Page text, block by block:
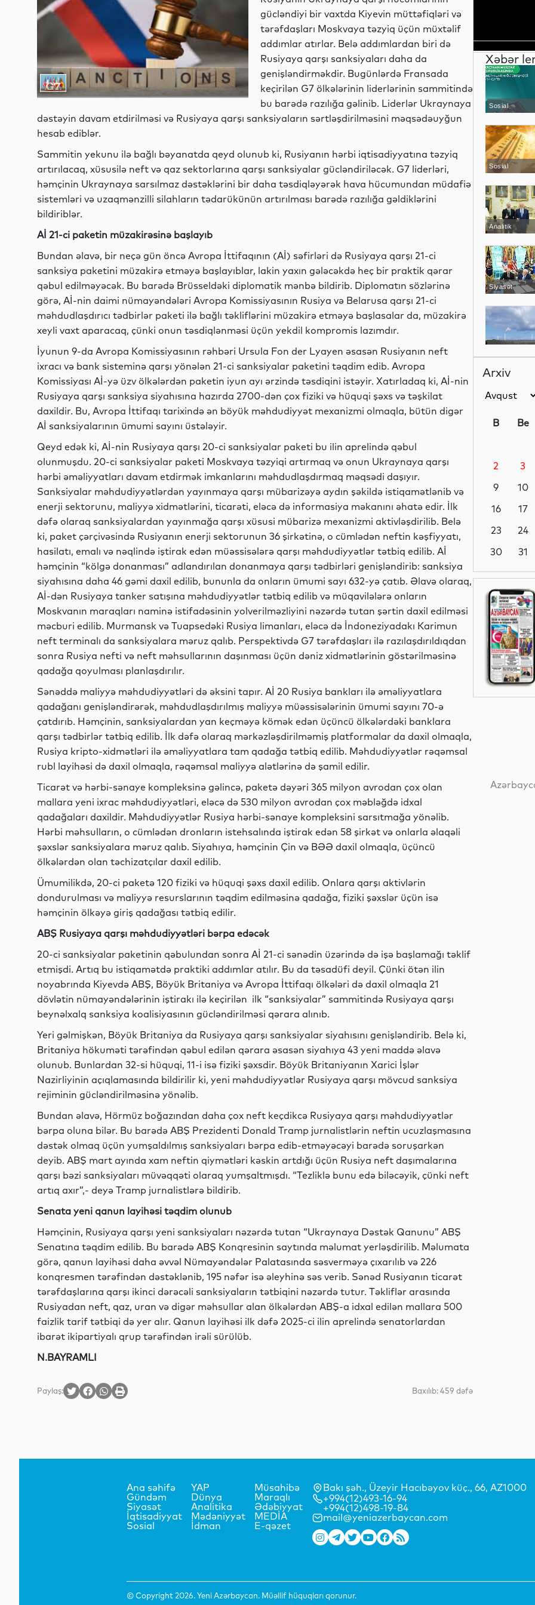
gücləndiyi bir vaxtda Kiyevin müttəfiqləri və
tərəfdaşları Moskvaya təzyiq üçün müxtəlif
addımlar atırlar. Belə addımlardan biri də
Rusiyaya qarşı sanksiyaları daha da
genişləndirməkdir. Bugünlərdə Fransada
keçirilən G7 ölkələrinin liderlərinin sammitində
bu barədə razılığa gəlinib. Liderlər Ukraynaya
dəstəyin davam etdirilməsi və Rusiyaya qarşı sanksiyaların sərtləşdirilməsini məqsədəuyğun
hesab ediblər.
Sammitin yekunu ilə bağlı bəyanatda qeyd olunub ki, Rusiyanın hərbi iqtisadiyyatına təzyiq
artırılacaq, xüsusilə neft və qaz sektorlarına qarşı sanksiyalar gücləndiriləcək. G7 liderləri,
həmçinin Ukraynaya sarsılmaz dəstəklərini bir daha təsdiqləyərək hava hücumundan müdafiə
sistemləri və uzaqmənzilli silahların tədarükünün artırılması barədə razılığa gəldiklərini
bildiriblər.
Aİ 21-ci paketin müzakirəsinə başlayıb
Bundan əlavə, bir neçə gün öncə Avropa İttifaqının (Aİ) səfirləri də Rusiyaya qarşı 21-ci
sanksiya paketini müzakirə etməyə başlayıblar, lakin yaxın gələcəkdə heç bir praktik qərar
qəbul edilməyəcək. Bu barədə Brüsseldəki diplomatik mənbə bildirib. Diplomatın sözlərinə
görə, Aİ-nin daimi nümayəndələri Avropa Komissiyasının Rusiya və Belarusa qarşı 21-ci
məhdudlaşdırıcı tədbirlər paketi ilə bağlı təkliflərini müzakirə etməyə başlasalar da, müzakirə
xeyli vaxt aparacaq, çünki onun təsdiqlənməsi üçün yekdil kompromis lazımdır.
İyunun 9-da Avropa Komissiyasının rəhbəri Ursula Fon der Lyayen əsasən Rusiyanın neft
ixracı və bank sisteminə qarşı yönələn 21-ci sanksiyalar paketini təqdim edib. Avropa
Komissiyası Aİ-yə üzv ölkələrdən paketin iyun ayı ərzində təsdiqini istəyir. Xatırladaq ki, Aİ-nin
Rusiyaya qarşı sanksiya siyahısına hazırda 2700-dən çox fiziki və hüquqi şəxs və təşkilat
daxildir. Bu, Avropa İttifaqı tarixində ən böyük məhdudiyyət mexanizmi olmaqla, bütün digər
Aİ sanksiyalarının ümumi sayını üstələyir.
Qeyd edək ki, Aİ-nin Rusiyaya qarşı 20-ci sanksiyalar paketi bu ilin aprelində qəbul
olunmuşdu. 20-ci sanksiyalar paketi Moskvaya təzyiqi artırmaq və onun Ukraynaya qarşı
hərbi əməliyyatları davam etdirmək imkanlarını məhdudlaşdırmaq məqsədi daşıyır.
Sanksiyalar məhdudiyyətlərdən yayınmaya qarşı mübarizəyə aydın şəkildə istiqamətlənib və
enerji sektorunu, maliyyə xidmətlərini, ticarəti, eləcə də informasiya məkanını əhatə edir. İlk
dəfə olaraq sanksiyalardan yayınmağa qarşı xüsusi mübarizə mexanizmi aktivləşdirilib. Belə
ki, paket çərçivəsində Rusiyanın enerji sektorunun 36 şirkətinə, o cümlədən neftin kəşfiyyatı,
hasilatı, emalı və nəqlində iştirak edən müəssisələrə qarşı məhdudiyyətlər tətbiq edilib. Aİ
həmçinin “kölgə donanması” adlandırılan donanmaya qarşı tədbirləri genişləndirib: sanksiya
siyahısına daha 46 gəmi daxil edilib, bununla da onların ümumi sayı 632-yə çatıb. Əlavə olaraq,
Aİ-dən Rusiyaya tanker satışına məhdudiyyətlər tətbiq edilib və müqavilələrə onların
Moskvanın maraqları naminə istifadəsinin yolverilməzliyini nəzərdə tutan şərtin daxil edilməsi
məcburi edilib. Murmansk və Tuapsedəki Rusiya limanları, eləcə də İndoneziyadakı Karimun
neft terminalı da sanksiyalara məruz qalıb. Perspektivdə G7 tərəfdaşları ilə razılaşdırıldıqdan
sonra Rusiya nefti və neft məhsullarının daşınması üçün dəniz xidmətlərinin göstərilməsinə
qadağa qoyulması planlaşdırılır.
Sənəddə maliyyə məhdudiyyətləri də əksini tapır. Aİ 20 Rusiya bankları ilə əməliyyatlara
qadağanı genişləndirərək, məhdudlaşdırılmış maliyyə müəssisələrinin ümumi sayını 70-ə
çatdırıb. Həmçinin, sanksiyalardan yan keçməyə kömək edən üçüncü ölkələrdəki banklara
qarşı tədbirlər tətbiq edilib. İlk dəfə olaraq mərkəzləşdirilməmiş platformalar da daxil olmaqla,
Rusiya kripto-xidmətləri ilə əməliyyatlara tam qadağa tətbiq edilib. Məhdudiyyətlər rəqəmsal
rubl layihəsi də daxil olmaqla, rəqəmsal maliyyə alətlərinə də şamil edilir.
Ticarət və hərbi-sənaye kompleksinə gəlincə, paketə dəyəri 365 milyon avrodan çox olan
mallara yeni ixrac məhdudiyyətləri, eləcə də 530 milyon avrodan çox məbləğdə idxal
qadağaları daxildir. Məhdudiyyətlər Rusiya hərbi-sənaye kompleksini sarsıtmağa yönəlib.
Hərbi məhsulların, o cümlədən dronların istehsalında iştirak edən 58 şirkət və onlarla əlaqəli
şəxslər sanksiyalara məruz qalıb. Siyahıya, həmçinin Çin və BƏƏ daxil olmaqla, üçüncü
ölkələrdən olan təchizatçılar daxil edilib.
Ümumilikdə, 20-ci paketə 120 fiziki və hüquqi şəxs daxil edilib. Onlara qarşı aktivlərin
dondurulması və maliyyə resurslarının təqdim edilməsinə qadağa, fiziki şəxslər üçün isə
həmçinin ölkəyə giriş qadağası tətbiq edilir.
ABŞ Rusiyaya qarşı məhdudiyyətləri bərpa edəcək
20-ci sanksiyalar paketinin qəbulundan sonra Aİ 21-ci sənədin üzərində də işə başlamağı təklif
etmişdi. Artıq bu istiqamətdə praktiki addımlar atılır. Bu da təsadüfi deyil. Çünki ötən ilin
noyabrında Kiyevdə ABŞ, Böyük Britaniya və Avropa İttifaqı ölkələri də daxil olmaqla 21
dövlətin nümayəndələrinin iştirakı ilə keçirilən ilk “sanksiyalar” sammitində Rusiyaya qarşı
beynəlxalq sanksiya koalisiyasının gücləndirilməsi qərara alınıb.
Yeri gəlmişkən, Böyük Britaniya da Rusiyaya qarşı sanksiyalar siyahısını genişləndirib. Belə ki,
Britaniya hökuməti tərəfindən qəbul edilən qərara əsasən siyahıya 43 yeni maddə əlavə
olunub. Bunlardan 32-si hüquqi, 11-i isə fiziki şəxsdir. Böyük Britaniyanın Xarici İşlər
Nazirliyinin açıqlamasında bildirilir ki, yeni məhdudiyyətlər Rusiyaya qarşı mövcud sanksiya
rejiminin gücləndirilməsinə yönəlib.
Bundan əlavə, Hörmüz boğazından daha çox neft keçdikcə Rusiyaya qarşı məhdudiyyətlər
bərpa oluna bilər. Bu barədə ABŞ Prezidenti Donald Tramp jurnalistlərin neftin ucuzlaşmasına
dəstək olmaq üçün yumşaldılmış sanksiyaları bərpa edib-etməyəcəyi barədə soruşarkən
deyib. ABŞ mart ayında xam neftin qiymətləri kəskin artdığı üçün Rusiya neft daşımalarına
qarşı bəzi sanksiyaları müvəqqəti olaraq yumşaltmışdı. “Tezliklə bunu edə biləcəyik, çünki neft
artıq axır”,- deyə Tramp jurnalistlərə bildirib.
Senata yeni qanun layihəsi təqdim olunub
Həmçinin, Rusiyaya qarşı yeni sanksiyaları nəzərdə tutan “Ukraynaya Dəstək Qanunu” ABŞ
Senatına təqdim edilib. Bu barədə ABŞ Konqresinin saytında məlumat yerləşdirilib. Məlumata
görə, qanun layihəsi daha əvvəl Nümayəndələr Palatasında səsverməyə çıxarılıb və 226
konqresmen tərəfindən dəstəklənib, 195 nəfər isə əleyhinə səs verib. Sənəd Rusiyanın ticarət
tərəfdaşlarına qarşı ikinci dərəcəli sanksiyaların tətbiqini nəzərdə tutur. Təkliflər arasında
Rusiyadan neft, qaz, uran və digər məhsullar alan ölkələrdən ABŞ-a idxal edilən mallara 500
faizlik tarif tətbiqi də yer alır. Qanun layihəsi ilk dəfə 2025-ci ilin aprelində senatorlardan
ibarət ikipartiyalı qrup tərəfindən irəli sürülüb.
N.BAYRAMLI
Paylaş: Baxılıb: 459 dəfə
Xəbər
Sosial
Sosial
Analitik
Siyasət
Dünya
Dünya
Elm
Dünya
Siyasət
Dünya
Arxiv
B Be
2
3
9
10
16
17
23
24
30
31
Ana səhifə
Gündəm
Siyasət
İqtisadiyyat
Sosial
YAP
Dünya
Analitika
Mədəniyyət
İdman
Müsahibə
Maraqlı
Ədəbiyyat
MEDİA
E-qəzet
Bakı şəh., Üzeyir Hacıbəyov küç., 66, AZ1000
+994(12)493-16-94
+994(12)498-19-84
mail@yeniazerbaycan.com
© Copyright 2026. Yeni Azərbaycan. Müəllif hüquqları qorunur.